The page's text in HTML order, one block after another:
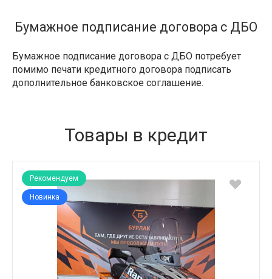
Бумажное подписание договора с ДБО
Бумажное подписание договора с ДБО потребует
помимо печати кредитного договора подписать
дополнительное банковское соглашение.
Товары в кредит
Рекомендуем
Новинка